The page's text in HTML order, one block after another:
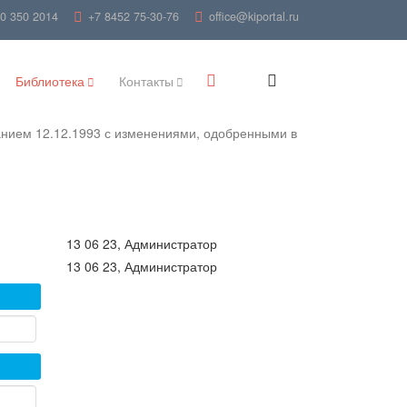
350 2014 +7 8452 75-30-76 office@kiportal.ru
Библиотека Контакты
12.12.1993 с изменениями, одобренными в
13 06 23, Администратор
13 06 23, Администратор